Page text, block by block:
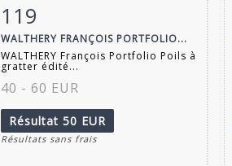
Fiche détaillée
119
WALTHERY FRANÇOIS PORTFOLIO...
WALTHERY François Portfolio Poils à
gratter édité...
40 - 60 EUR
Résultat 50 EUR
Résultats sans frais